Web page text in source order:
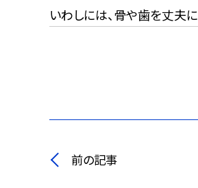
いわしには、骨や歯を丈夫
前の記事